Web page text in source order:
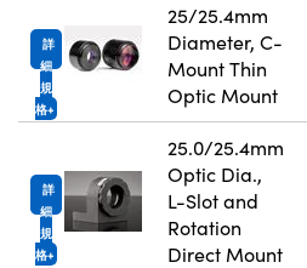
詳
細
規
格
25/25.4mm
Diameter, C-
Mount Thin
Optic Mount
詳
細
規
格
25.0/25.4mm
Optic Dia.,
L-Slot and
Rotation
Direct Mount